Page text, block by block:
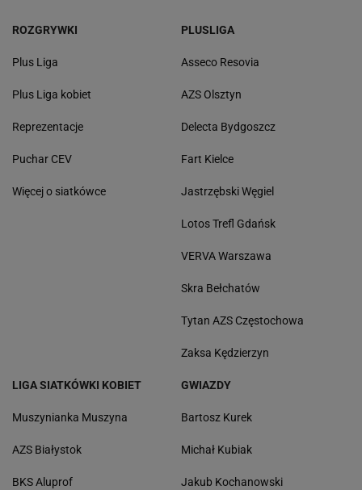
ROZGRYWKI
Plus Liga
Plus Liga kobiet
Reprezentacje
Puchar CEV
Więcej o siatkówce
PLUSLIGA
Asseco Resovia
AZS Olsztyn
Delecta Bydgoszcz
Fart Kielce
Jastrzębski Węgiel
Lotos Trefl Gdańsk
VERVA Warszawa
Skra Bełchatów
Tytan AZS Częstochowa
Zaksa Kędzierzyn
LIGA SIATKÓWKI KOBIET
Muszynianka Muszyna
AZS Białystok
BKS Aluprof
GWIAZDY
Bartosz Kurek
Michał Kubiak
Jakub Kochanowski